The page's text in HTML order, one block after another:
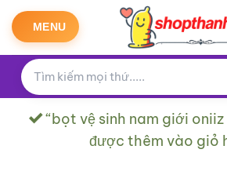
qua
dung
MENU
“bọt vệ sinh nam giới oniiz
được thêm vào giỏ